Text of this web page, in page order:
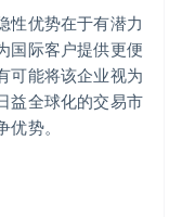
性优势在于有潜力
国际客户提供更便
可能将该企业视为
益全球化的交易市
势。